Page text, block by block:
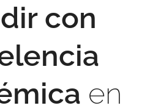
con
en